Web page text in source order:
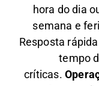
hora do dia
semana e
Resposta
tempo
críticas.